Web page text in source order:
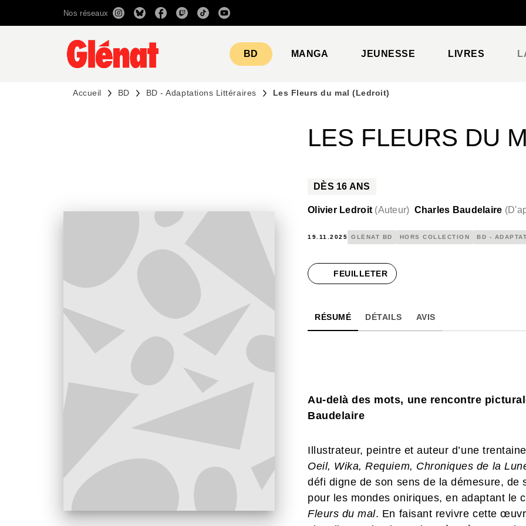
RECHERCHE CONTENU
Nos réseaux
BD MANGA JEUNESSE LIVRES
Accueil BD BD - Adaptations Littéraires Les Fleurs du mal (Ledroit)
LES FLEURS DU
DÈS 16 ANS
Olivier Ledroit (Auteur) Charles Baudelaire (
19.11.2025 GLÉNAT BD HORS COLLECTION BD -
FEUILLETER
RÉSUMÉ DÉTAILS AVIS
Au-delà des mots, une rencontre
Baudelaire
Illustrateur, peintre et auteur d’une
Oeil, Wika, Requiem, Chroniques de la
défi digne de son sens de la démesure,
pour les mondes oniriques, en adaptant le
Fleurs du mal. En faisant revivre cette